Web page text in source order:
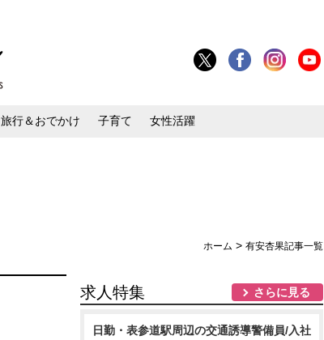
旅行＆おでかけ 子育て 女性活躍
ホーム > 有安杏果記事一覧
求人特集 さらに見る
日勤・表参道駅周辺の交通誘導警備員/入社